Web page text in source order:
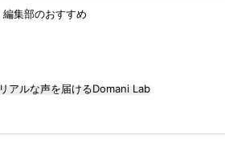
編集部のおすすめ
リアルな声を届けるDomani Lab